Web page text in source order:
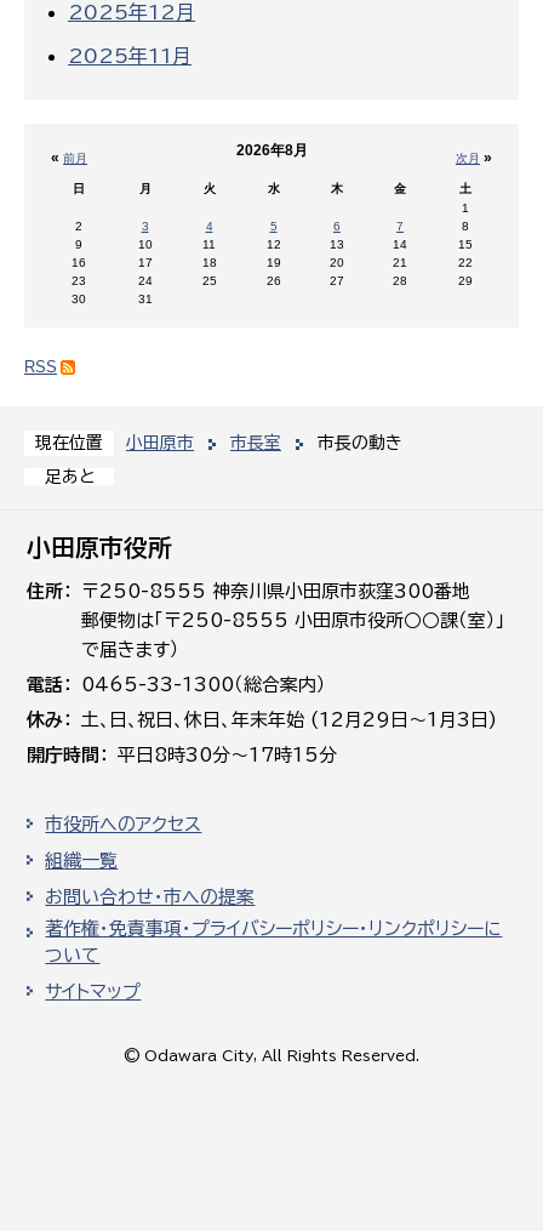
現在位置 小田原市 市長室
市長の動き
足あと
2025年12月
2025年11月
« 前月 次月 »
2026年8月
日 月 火 水 木 金
土
1
2
3 4 5 6 7
8
9
10 11 12 13 14
15
16
17 18 19 20 21
22
23
24 25 26 27 28
29
30
31
RSS
小田原市役所
住所
〒250-8555 神奈川県小田原市荻窪300番地
郵便物は「〒250-8555 小田原市役所○○課（室）」
で届きます）
電話
0465-33-1300（総合案内）
休み
土､日､祝日、休日、年末年始 (12月29日～1月3日)
開庁時間
平日8時30分～17時15分
市役所へのアクセス
組織一覧
お問い合わせ・市への提案
著作権・免責事項・プライバシーポリシー・リンクポリシーに
ついて
サイトマップ
© Odawara City, All Rights Reserved.